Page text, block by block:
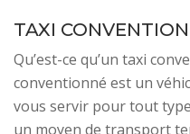
TAXI
Qu’est-ce qu’un taxi
conventionné est un
vous servir pour tout type
un moyen de transport